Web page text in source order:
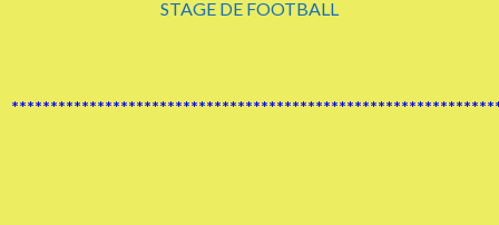
STAGE DE FOOTBALL